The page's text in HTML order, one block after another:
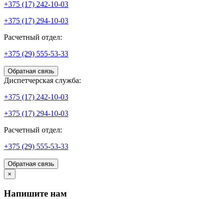
+375 (17) 242-10-03
+375 (17) 294-10-03
Расчетный отдел:
+375 (29) 555-53-33
Обратная связь
Диспетчерская служба:
+375 (17) 242-10-03
+375 (17) 294-10-03
Расчетный отдел:
+375 (29) 555-53-33
Обратная связь
×
Напишите нам